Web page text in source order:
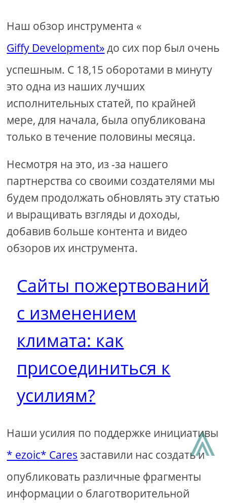
Наш обзор инструмента «
Giffy Development»до сих пор был очень
успешным. С 18,15 оборотами в минуту
это одна из наших лучших
исполнительных статей, по крайней
мере, для начала, была опубликована
только в течение половины месяца.
Несмотря на это, из -за нашего
партнерства со своими создателями мы
будем продолжать обновлять эту статью
и выращивать взгляды и доходы,
добавив больше контента и видео
обзоров их инструмента.
Сайты пожертвований
с изменением
климата: как
присоединиться к
усилиям?
Наши усилия по поддержке инициативы
* ezoic* Cares заставили нас создать и
опубликовать различные фрагменты
информации о благотворительной
⩓